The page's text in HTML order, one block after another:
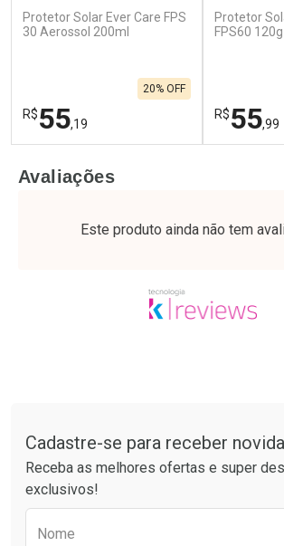
Protetor Solar Ever Care FPS
30 Aerossol 200ml
R$55,19
20% OFF
Laboratório
Ativar Desconto
Comprar sem Desconto
Por Menos
Comprar sem Desconto
Por R$ 55,19/cada
Protetor
FPS60 120g
R$55,99
Ativar
Por
Comprar
Avaliações
Este produto ainda não tem
Cadastre-se para receber
Receba as melhores ofertas e super
exclusivos!
Nome